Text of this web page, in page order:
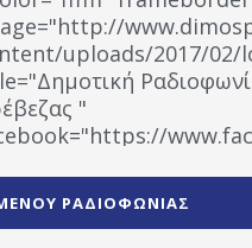
uploads/2017/02/
"
"
ΡΑΔΙΟΦΩΝΙΑΣ